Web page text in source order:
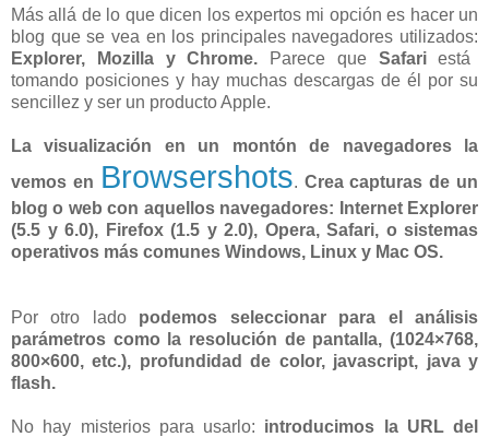
Más allá de lo que dicen los expertos mi opción es hacer un
blog que se vea en los principales navegadores utilizados:
Explorer, Mozilla y Chrome. Parece que Safariestá
tomando posiciones y hay muchas descargas de él por su
sencillez y ser un producto Apple.
La visualización en un montón de navegadores la
vemos en Browsershots. Crea capturas de un
blog o web con aquellos navegadores: Internet Explorer
(5.5 y 6.0), Firefox (1.5 y 2.0), Opera, Safari, o sistemas
operativos más comunes Windows, Linux y Mac OS.
Por otro ladopodemos seleccionar para el análisis
parámetros como la resolución de pantalla, (1024×768,
800×600, etc.), profundidad de color, javascript, java y
flash.
No hay misterios para usarlo: introducimos la URL del